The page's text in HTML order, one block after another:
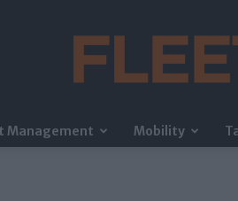
Management Mobility